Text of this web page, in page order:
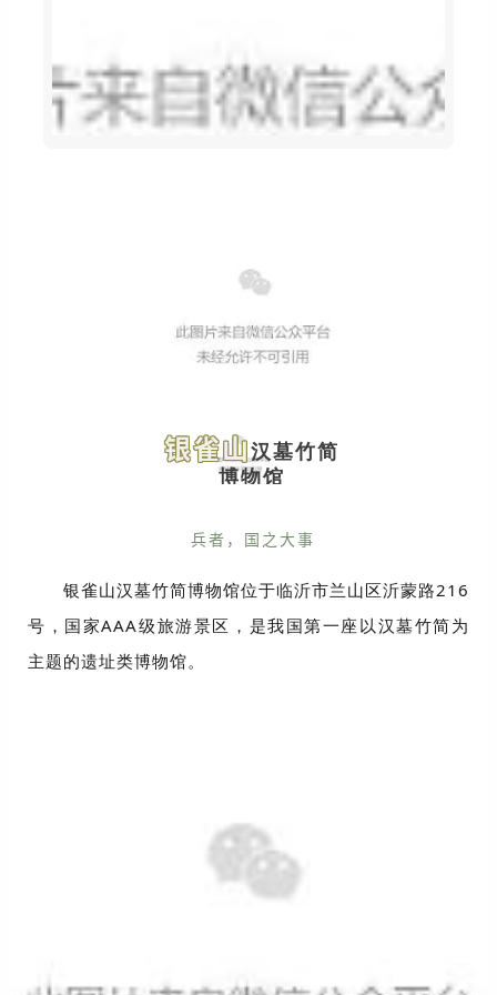
银雀山汉墓竹简
博物馆
兵者，国之大事
银雀山汉墓竹简博物馆位于临沂市兰山区沂蒙路216
号，国家AAA级旅游景区，是我国第一座以汉墓竹简为
主题的遗址类博物馆。